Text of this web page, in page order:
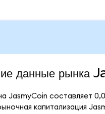
данные рынка
JasmyCoin составляет
капитализация